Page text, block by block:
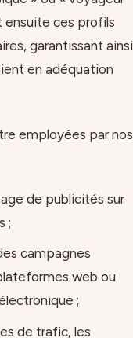
ensuite ces profils
garantissant ainsi
en adéquation
employées par nos
de publicités sur
;
campagnes
web ou
;
de trafic, les